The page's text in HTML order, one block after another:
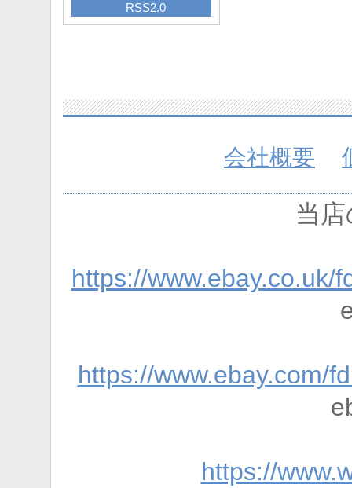
RSS2.0
会社概要
当店
https://www.ebay.co.uk/
https://www.ebay.com/
https://